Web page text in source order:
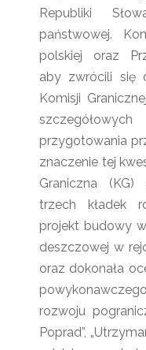
Republiki
państwowej.
polskiej oraz
aby zwrócili się
Komisji
przygotowania
znaczenie tej
Graniczna
trzech kładek
projekt budowy
deszczowej w
oraz dokonała
rozwoju
Poprad”,